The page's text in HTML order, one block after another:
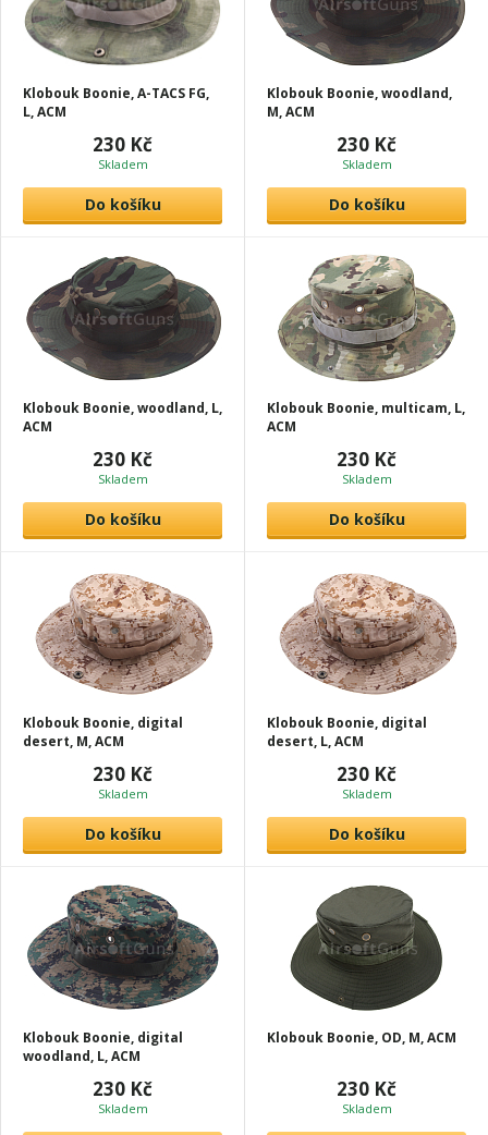
Klobouk Boonie, A-TACS FG,
L, ACM
230 Kč
Skladem
Do košíku
Klobouk Boonie, woodland,
M, ACM
230 Kč
Skladem
Do košíku
Klobouk Boonie, woodland, L,
ACM
230 Kč
Skladem
Do košíku
Klobouk Boonie, multicam, L,
ACM
230 Kč
Skladem
Do košíku
Klobouk Boonie, digital
desert, M, ACM
230 Kč
Skladem
Do košíku
Klobouk Boonie, digital
desert, L, ACM
230 Kč
Skladem
Do košíku
Klobouk Boonie, digital
woodland, L, ACM
230 Kč
Skladem
Klobouk Boonie, OD, M, ACM
230 Kč
Skladem